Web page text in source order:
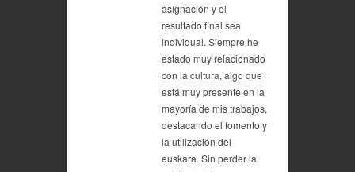
asignación y el
resultado final sea
individual. Siempre he
estado muy relacionado
con la cultura, algo que
está muy presente en la
mayoría de mis trabajos,
destacando el fomento y
la utilización del
euskara. Sin perder la